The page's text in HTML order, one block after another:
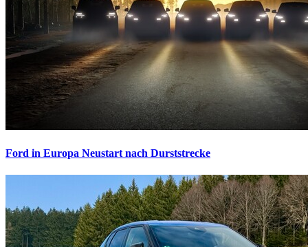
Ford in Europa Neustart nach Durststrecke